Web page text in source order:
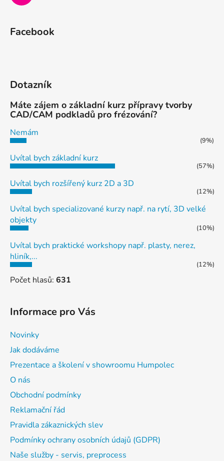
Facebook
Dotazník
Máte zájem o základní kurz přípravy tvorby
CAD/CAM podkladů pro frézování?
Nemám
(9%)
Uvítal bych základní kurz
(57%)
Uvítal bych rozšířený kurz 2D a 3D
(12%)
Uvítal bych specializované kurzy např. na rytí, 3D velké
objekty
(10%)
Uvítal bych praktické workshopy např. plasty, nerez,
hliník,...
(12%)
Počet hlasů: 631
Informace pro Vás
Novinky
Jak dodáváme
Prezentace a školení v showroomu Humpolec
O nás
Obchodní podmínky
Reklamační řád
Pravidla zákaznických slev
Podmínky ochrany osobních údajů (GDPR)
Naše služby - servis, preprocess